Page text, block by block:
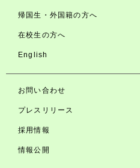
帰国生・外国籍の方へ
在校生の方へ
English
お問い合わせ
プレスリリース
採用情報
情報公開